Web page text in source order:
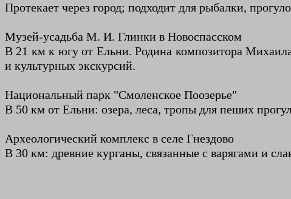
Протекает через город; подходит для рыбалки,
Музей-усадьба М. И. Глинки в Новоспасском
В 21 км к югу от Ельни. Родина композитора
и культурных экскурсий.
Национальный парк "Смоленское Поозерье"
В 50 км от Ельни: озера, леса, тропы для пеших
Археологический комплекс в селе Гнездово
В 30 км: древние курганы, связанные с варягами и